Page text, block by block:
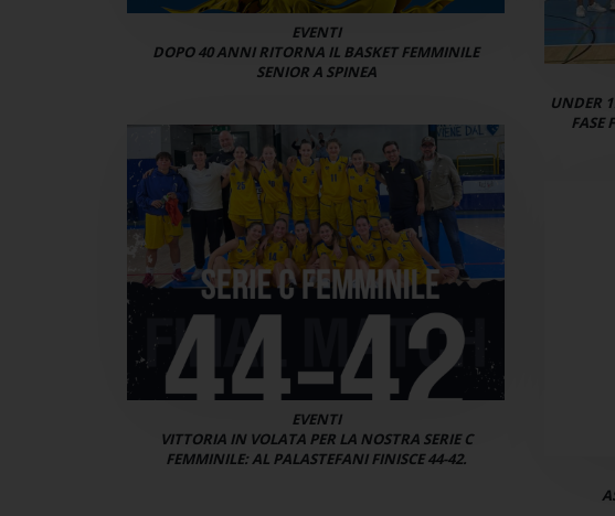
EVENTI
DOPO 40 ANNI RITORNA IL BASKET FEMMINILE
SENIOR A SPINEA
UNDER
FASE
EVENTI
VITTORIA IN VOLATA PER LA NOSTRA SERIE C
FEMMINILE: AL PALASTEFANI FINISCE 44-42.